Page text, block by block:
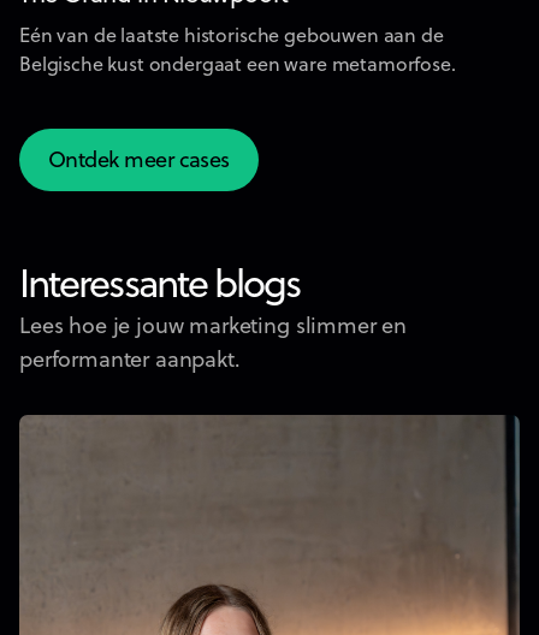
Eén van de laatste historische gebouwen aan de
Belgische kust ondergaat een ware metamorfose.
Ontdek meer cases
Ontdek meer cases
Interessante blogs
Lees hoe je jouw marketing slimmer en
performanter aanpakt.